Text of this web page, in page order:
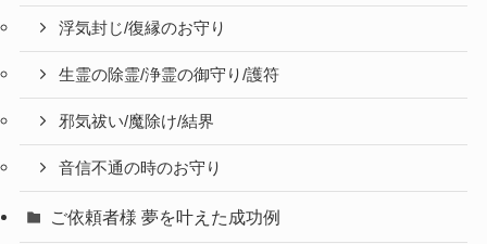
浮気封じ/復縁のお守り
生霊の除霊/浄霊の御守り/護符
邪気祓い/魔除け/結界
音信不通の時のお守り
ご依頼者様 夢を叶えた成功例